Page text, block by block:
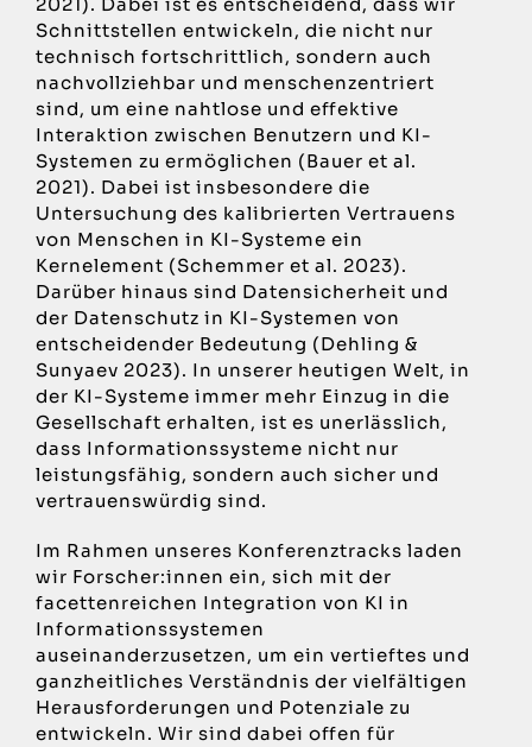
Schnittstellen entwickeln, die nicht nur
technisch fortschrittlich, sondern auch
nachvollziehbar und menschenzentriert
sind, um eine nahtlose und effektive
Interaktion zwischen Benutzern und KI-
Systemen zu ermöglichen (Bauer et al.
2021). Dabei ist insbesondere die
Untersuchung des kalibrierten Vertrauens
von Menschen in KI-Systeme ein
Kernelement (Schemmer et al. 2023).
Darüber hinaus sind Datensicherheit und
der Datenschutz in KI-Systemen von
entscheidender Bedeutung (Dehling &
Sunyaev 2023). In unserer heutigen Welt, in
der KI-Systeme immer mehr Einzug in die
Gesellschaft erhalten, ist es unerlässlich,
dass Informationssysteme nicht nur
leistungsfähig, sondern auch sicher und
vertrauenswürdig sind.
Im Rahmen unseres Konferenztracks laden
wir Forscher:innen ein, sich mit der
facettenreichen Integration von KI in
Informationssystemen
auseinanderzusetzen, um ein vertieftes und
ganzheitliches Verständnis der vielfältigen
Herausforderungen und Potenziale zu
entwickeln. Wir sind dabei offen für